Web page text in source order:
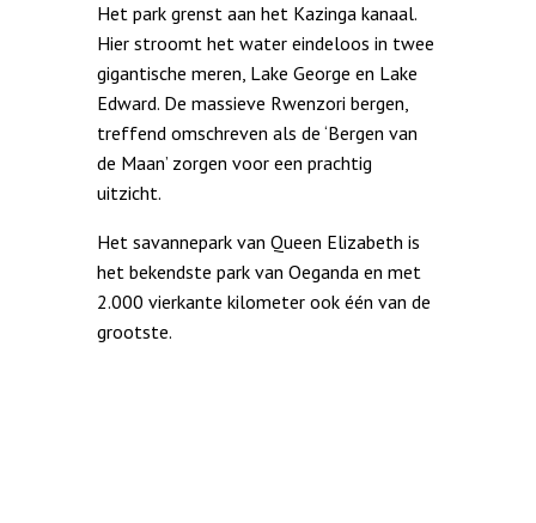
Het park grenst aan het Kazinga kanaal.
Hier stroomt het water eindeloos in twee
gigantische meren, Lake George en Lake
Edward. De massieve Rwenzori bergen,
treffend omschreven als de ‘Bergen van
de Maan’ zorgen voor een prachtig
uitzicht.
Het savannepark van Queen Elizabeth is
het bekendste park van Oeganda en met
2.000 vierkante kilometer ook één van de
grootste.